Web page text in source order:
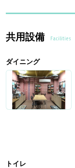
共用設備 Facilities
ダイニング
トイレ